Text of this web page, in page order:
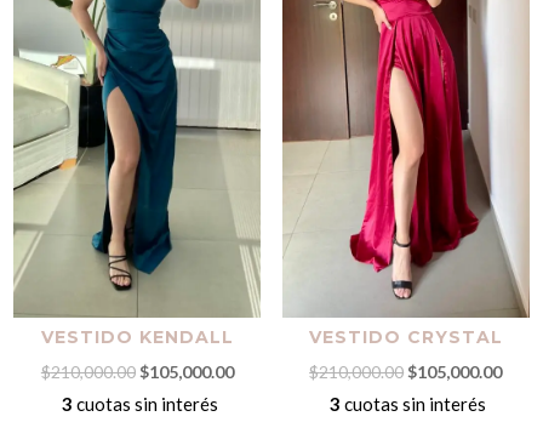
VESTIDO KENDALL
$210,000.00 El
precio
$105,000.00El
3 cuotas sin interés
VESTIDO CRYSTAL
$210,000.00 El
precio
$105,000.00El
3 cuotas sin interés